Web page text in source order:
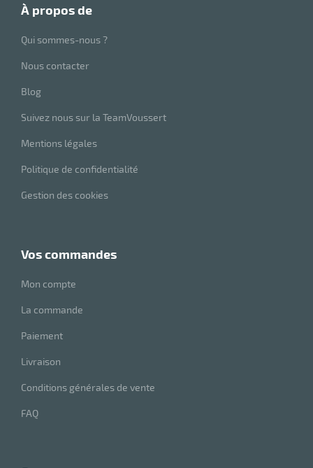
à propos de
Qui sommes-nous ?
Nous contacter
Blog
Suivez nous sur la TeamVoussert
Mentions légales
Politique de confidentialité
Gestion des cookies
vos commandes
Mon compte
La commande
Paiement
Livraison
Conditions générales de vente
FAQ